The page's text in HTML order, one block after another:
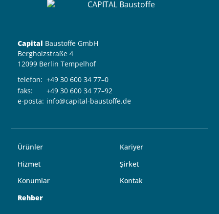
Capital Baustoffe GmbH
Bergholzstraße 4
12099 Berlin Tempelhof
telefon: +49 30 600 34 77–0
faks:
+49 30 600 34 77–92
e-posta: info@capital-baustoffe.de
Ürünler
Hizmet
Konumlar
Rehber
Kariyer
Şirket
Kontak